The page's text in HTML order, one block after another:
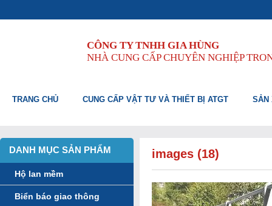
CÔNG TY TNHH GIA HÙNG
NHÀ CUNG CẤP CHUYÊN NGHIỆP
TRANG CHỦ CUNG CẤP VẬT TƯ VÀ THIẾT BỊ ATGT SẢN
DANH MỤC SẢN PHẨM
Hộ lan mềm
Biển báo giao thông
images (18)